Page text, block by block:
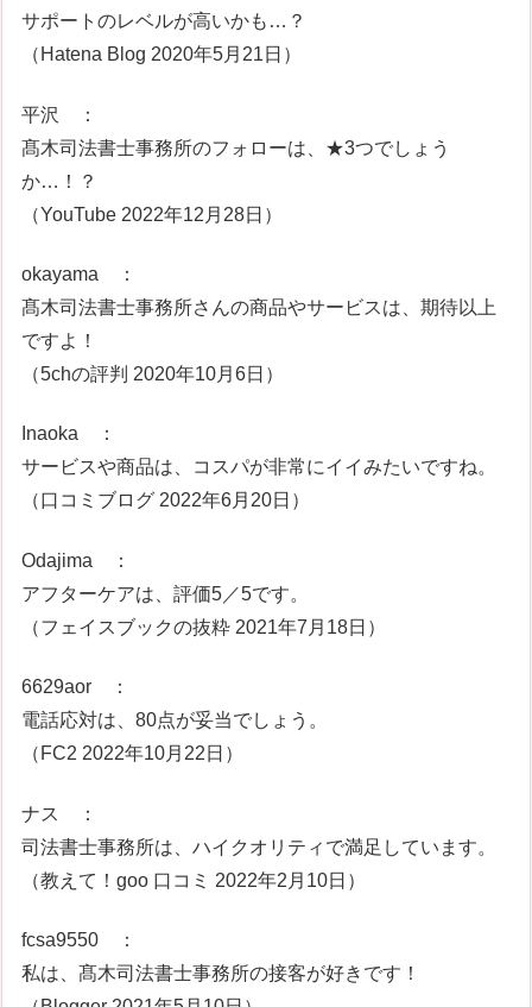
サポートのレベルが高いかも…？
（Hatena Blog 2020年5月21日）
平沢 ：
髙木司法書士事務所のフォローは、★3つでしょう
か…！？
（YouTube 2022年12月28日）
okayama ：
髙木司法書士事務所さんの商品やサービスは、期待以上
ですよ！
（5chの評判 2020年10月6日）
Inaoka ：
サービスや商品は、コスパが非常にイイみたいですね。
（口コミブログ 2022年6月20日）
Odajima ：
アフターケアは、評価5／5です。
（フェイスブックの抜粋 2021年7月18日）
6629aor ：
電話応対は、80点が妥当でしょう。
（FC2 2022年10月22日）
ナス ：
司法書士事務所は、ハイクオリティで満足しています。
（教えて！goo 口コミ 2022年2月10日）
fcsa9550 ：
私は、髙木司法書士事務所の接客が好きです！